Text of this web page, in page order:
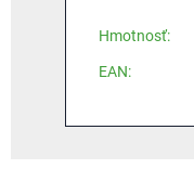
Hmotnosť:
EAN: